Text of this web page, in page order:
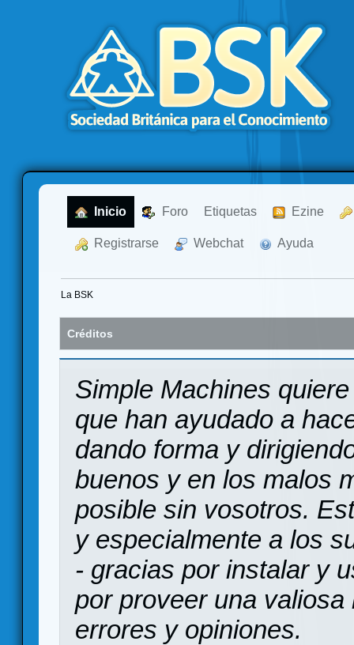
Inicio Foro Etiquetas Ezine
Registrarse Webchat Ayuda
La BSK
Créditos
Simple Machines
que han ayudado a
dando forma y
buenos y en los malos
posible sin vosotros.
y especialmente a los
- gracias por instalar y
por proveer una
errores y opiniones.